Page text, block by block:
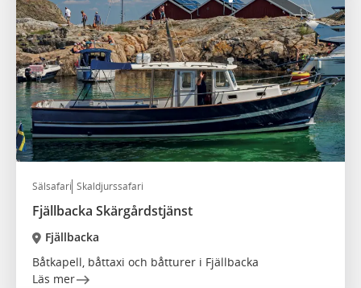
Sälsafari Skaldjurssafari
Fjällbacka Skärgårdstjänst
Fjällbacka
Båtkapell, båttaxi och båtturer i Fjällbacka
Läs mer